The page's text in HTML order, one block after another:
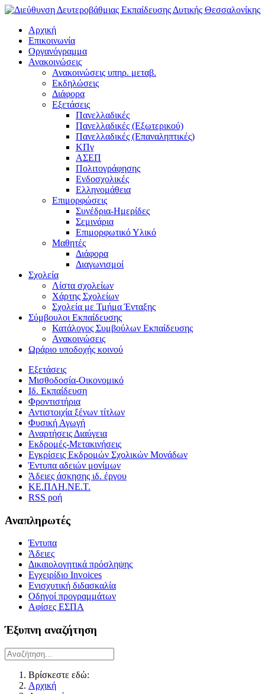
Αρχική
Επικοινωνία
Οργανόγραμμα
Ανακοινώσεις
Ανακοινώσεις υπηρ. μεταβ.
Εκδηλώσεις
Διάφορα
Εξετάσεις
Πανελλαδικές
Πανελλαδικές (Εξωτερικού)
Πανελλαδικές (Επαναληπτικές)
ΚΠγ
ΑΣΕΠ
Πολιτογράφησης
Ενδοσχολικές
Ελληνομάθεια
Επιμορφώσεις
Συνέδρια-Ημερίδες
Σεμινάρια
Επιμορφωτικό Υλικό
Μαθητές
Διάφορα
Διαγωνισμοί
Σχολεία
Λίστα σχολείων
Χάρτης Σχολείων
Σχολεία με Τμήμα Ένταξης
Σύμβουλοι Εκπαίδευσης
Κατάλογος Συμβούλων Εκπαίδευσης
Ανακοινώσεις
Ωράριο υποδοχής κοινού
Εξετάσεις
Μισθοδοσία-Οικονομικό
Ιδ. Εκπαίδευση
Φροντιστήρια
Αντιστοιχία ξένων τίτλων
Φυσική Αγωγή
Αναρτήσεις Διαύγεια
Εκδρομές-Μετακινήσεις
Εγκρίσεις Εκδρομών Σχολικών Μονάδων
Έντυπα αδειών μονίμων
Άδειες άσκησης ιδ. έργου
ΚΕ.ΠΛΗ.ΝΕ.Τ.
RSS ροή
Αναπληρωτές
Έντυπα
Άδειες
Δικαιολογητικά πρόσληψης
Εγχειρίδιο Invoices
Ενισχυτική διδασκαλία
Οδηγοί προγραμμάτων
Αφίσες ΕΣΠΑ
Έξυπνη αναζήτηση
Βρίσκεστε εδώ:
Αρχική